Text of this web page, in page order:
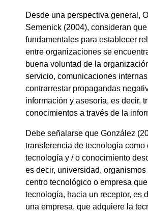
Desde una perspectiva general,
Semenick (2004), consideran
fundamentales para establecer
entre organizaciones se
buena voluntad de la
servicio, comunicaciones
contrarrestar propagandas
información y asesoría, es decir,
conocimientos a través de la
Debe señalarse que González
transferencia de tecnología como
tecnología y / o conocimiento
es decir, universidad,
centro tecnológico o empresa
tecnología, hacia un receptor, es
una empresa, que adquiere la